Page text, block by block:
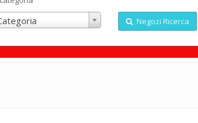
Negozi Ricerca